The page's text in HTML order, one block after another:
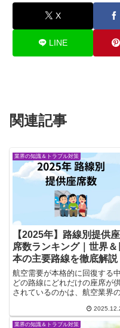
X
LINE
関連記事
業界の知識＆トラブル対策
【2025年】路線別提供座
席数ランキング｜世界＆
本の主要路線を徹底解説
航空需要が本格的に回復する中
どの路線にどれだけの座席が
されているのかは、航空業界
ひとつです。提供座席数が多い
線は、それだけ利用者が多く
業界の知識＆トラブル対策